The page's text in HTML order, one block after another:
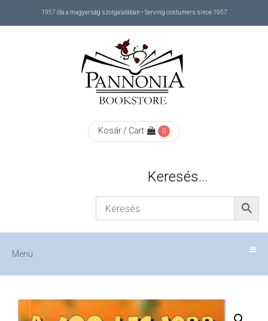
1957 óta a magyarság szolgálatában • Serving costumers since 1957
Kosár / Cart 0
Keresés…
Menü